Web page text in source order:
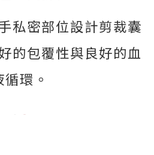
私密部位設計剪裁囊
的包覆性與良好的血
循環。